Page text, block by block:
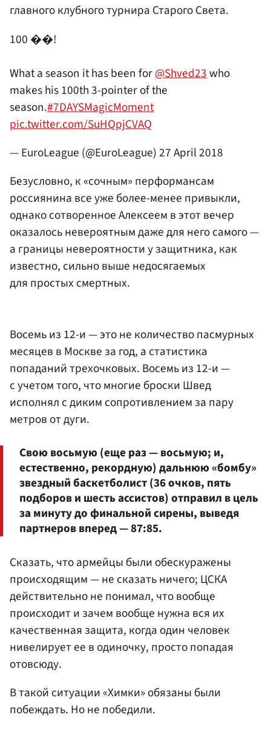
главного клубного турнира Старого Света.
100 ��!
What a season it has been for@Shved23who
makes his 100th 3-pointer of the
season.#7DAYSMagicMoment
pic.twitter.com/SuHQpjCVAQ
— EuroLeague (@EuroLeague)27 April 2018
Безусловно, к «сочным» перформансам
россиянина все уже более-менее привыкли,
однако сотворенное Алексеем в этот вечер
оказалось невероятным даже для него самого —
а границы невероятности у защитника, как
известно, сильно выше недосягаемых
для простых смертных.
Восемь из 12-и — это не количество пасмурных
месяцев в Москве за год, а статистика
попаданий трехочковых. Восемь из 12-и —
с учетом того, что многие броски Швед
исполнял с диким сопротивлением за пару
метров от дуги.
Свою восьмую (еще раз — восьмую; и,
естественно, рекордную) дальнюю «бомбу»
звездный баскетболист (36 очков, пять
подборов и шесть ассистов) отправил в цель
за минуту до финальной сирены, выведя
партнеров вперед — 87:85.
Сказать, что армейцы были обескуражены
происходящим — не сказать ничего; ЦСКА
действительно не понимал, что вообще
происходит и зачем вообще нужна вся их
качественная защита, когда один человек
нивелирует ее в одиночку, просто попадая
отовсюду.
В такой ситуации «Химки» обязаны были
побеждать. Но не победили.